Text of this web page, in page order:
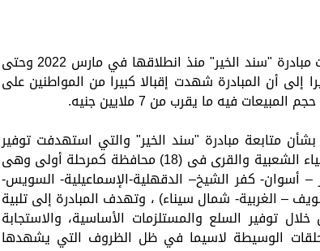
قال وزير التنمية المحلية هشام آمنة، إن حجم مبيعات مبادرة "سند الخير" منذ انطلاقها في مارس 2022 وحتى
188 مليون جنيه، مشيرا إلى أن المبادرة شهدت إقبالا كبيرا من المواطنين على
فيه ما يقرب من 7 ملايين جنيه.
بشأن متابعة مبادرة "سند الخير" والتي استهدفت توفير
السلع الغذائية واللحوم والدواجن والأسماك في الأحياء الشعبية والقرى فى (18) محافظة كمرحلة أولى وهى
أسوان- كفر الشيخ– الدقهلية-الإسماعيلية- السويس-
– الغربية- شمال سيناء) ، وتهدف المبادرة إلى تلبية
توفير السلع والمستلزمات الأساسية، والاستجابة
الوسيطة لاسيما في ظل الظروف التي يشهدها